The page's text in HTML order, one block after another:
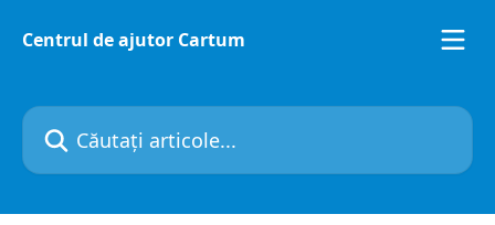
Centrul de ajutor Cartum
Căutați articole...